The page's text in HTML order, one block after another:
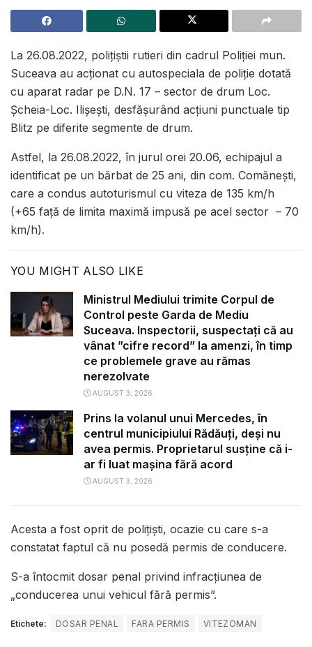
La 26.08.2022, polițiștii rutieri din cadrul Poliției mun.
Suceava au acționat cu autospeciala de poliţie dotată
cu aparat radar pe D.N. 17 – sector de drum Loc.
Șcheia-Loc. Ilișești, desfășurând acțiuni punctuale tip
Blitz pe diferite segmente de drum.
Astfel, la 26.08.2022, în jurul orei 20.06, echipajul a
identificat pe un bărbat de 25 ani, din com. Comănești,
care a condus autoturismul cu viteza de 135 km/h
(+65 față de limita maximă impusă pe acel sector – 70
km/h).
YOU MIGHT ALSO LIKE
Ministrul Mediului trimite Corpul de
Control peste Garda de Mediu
Suceava. Inspectorii, suspectați că au
vânat ”cifre record” la amenzi, în timp
ce problemele grave au rămas
nerezolvate
AUGUST 3, 2026
Prins la volanul unui Mercedes, în
centrul municipiului Rădăuți, deși nu
avea permis. Proprietarul susține că i-
ar fi luat mașina fără acord
AUGUST 3, 2026
Acesta a fost oprit de polițiști, ocazie cu care s-a
constatat faptul că nu posedă permis de conducere.
S-a întocmit dosar penal privind infracțiunea de
„conducerea unui vehicul fără permis”.
Etichete: DOSAR PENAL FARA PERMIS VITEZOMAN